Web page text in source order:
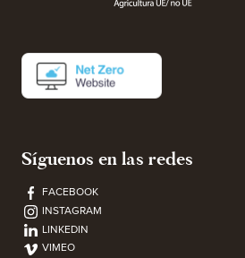
Síguenos en las redes
FACEBOOK
INSTAGRAM
LINKEDIN
VIMEO